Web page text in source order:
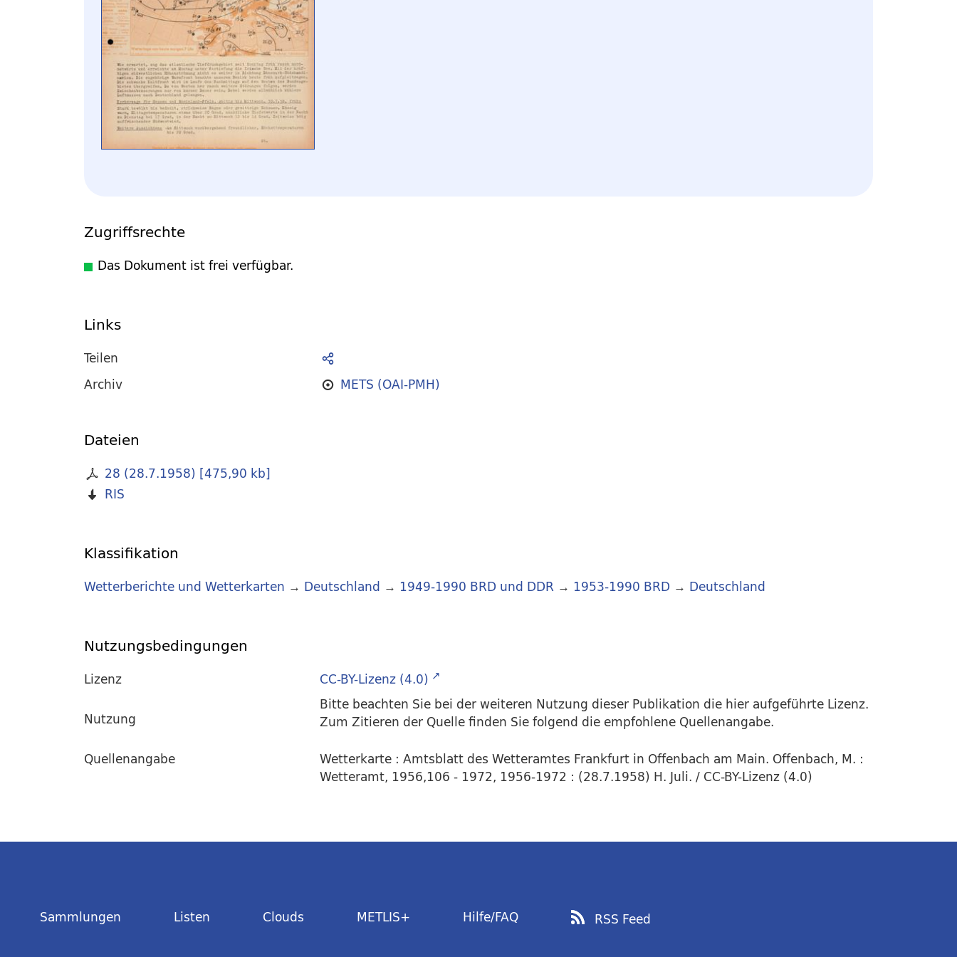
Zugriffsrechte
Das Dokument ist frei verfügbar.
Links
Teilen
Archiv
METS (OAI-PMH)
Dateien
28 (28.7.1958) [475,90 kb]
RIS
Klassifikation
Wetterberichte und Wetterkarten → Deutschland → 1949-1990 BRD und DDR → 1953-1990 BRD → Deutschland
Nutzungsbedingungen
Lizenz
CC-BY-Lizenz (4.0)
Nutzung
Bitte beachten Sie bei der weiteren Nutzung dieser Publikation die hier aufgeführte Lizenz.
Zum Zitieren der Quelle finden Sie folgend die empfohlene Quellenangabe.
Quellenangabe
Wetterkarte : Amtsblatt des Wetteramtes Frankfurt in Offenbach am Main. Offenbach, M. :
Wetteramt, 1956,106 - 1972, 1956-1972 : (28.7.1958) H. Juli. / CC-BY-Lizenz (4.0)
Sammlungen Listen Clouds METLIS+ Hilfe/FAQ RSS Feed